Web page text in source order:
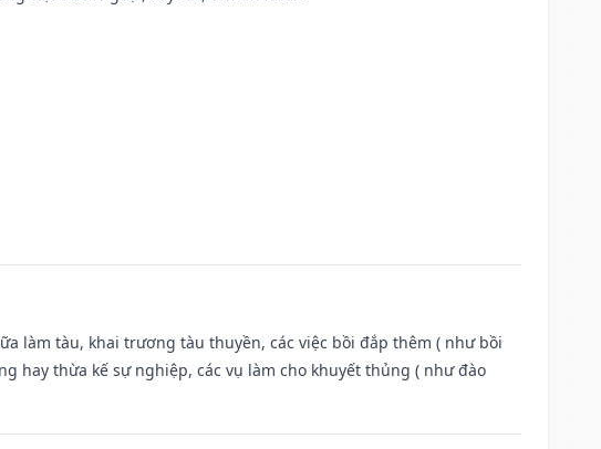
làm tàu, khai trương tàu thuyền, các việc bồi đắp thêm ( như bồi
hay thừa kế sự nghiệp, các vụ làm cho khuyết thủng ( như đào